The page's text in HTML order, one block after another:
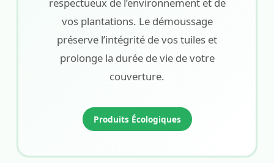
vos plantations. Le démoussage
préserve l’intégrité de vos tuiles et
prolonge la durée de vie de votre
couverture.
Produits Écologiques